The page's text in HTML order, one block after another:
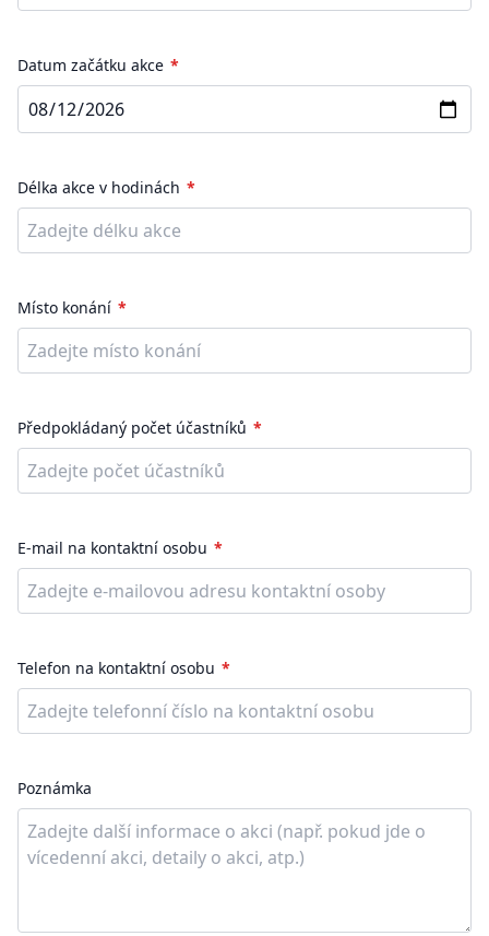
Datum začátku akce
Délka akce v hodinách
Místo konání
Předpokládaný počet účastníků
E-mail na kontaktní osobu
Telefon na kontaktní osobu
Poznámka